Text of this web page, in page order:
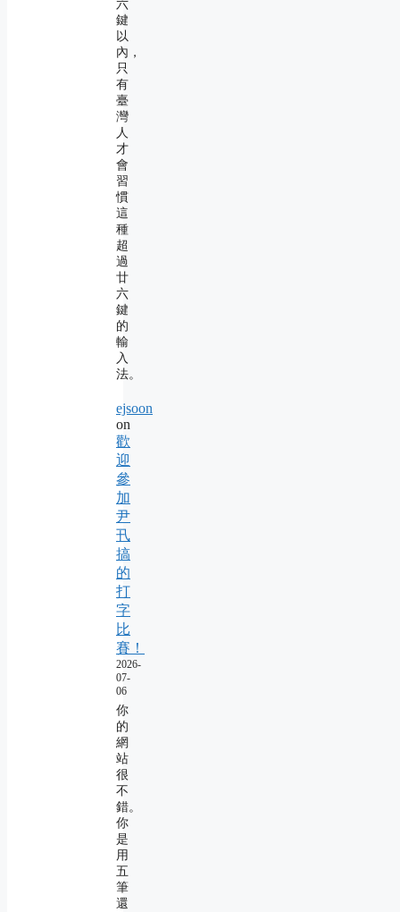
六
鍵
以
內，
只
有
臺
灣
人
才
會
習
慣
這
種
超
過
廿
六
鍵
的
輸
入
法。
ejsoon
on
歡
迎
參
加
尹
卂
搞
的
打
字
比
賽！
2026-
07-
06
你
的
網
站
很
不
錯。
你
是
用
五
筆
還